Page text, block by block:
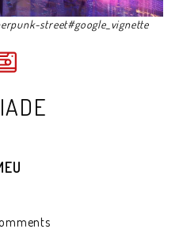
street#google_vignette